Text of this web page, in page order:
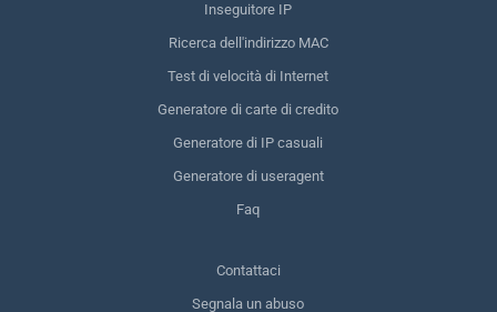
Inseguitore IP
Ricerca dell'indirizzo MAC
Test di velocità di Internet
Generatore di carte di credito
Generatore di IP casuali
Generatore di useragent
Faq
Contattaci
Segnala un abuso